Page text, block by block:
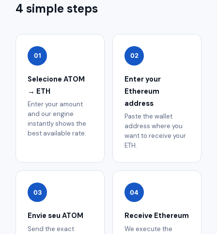
4 simple steps
01
Selecione ATOM
→ ETH
Enter your amount
and our engine
instantly shows the
best available rate.
02
Enter your
Ethereum
address
Paste the wallet
address where you
want to receive your
ETH.
03
Envie seu ATOM
Send the exact
04
Receive Ethereum
We execute the